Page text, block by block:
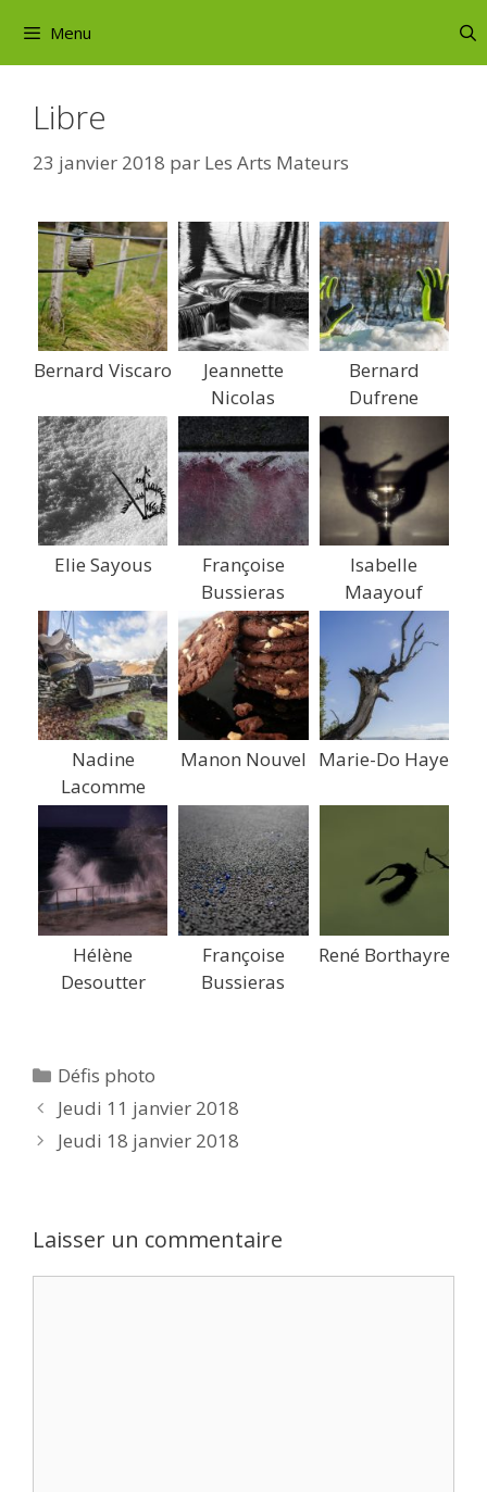
contenu
Menu
Libre
23 janvier 2018 par Les Arts Mateurs
Bernard Viscaro
Jeannette
Nicolas
Bernard
Dufrene
Elie Sayous
Françoise
Bussieras
Isabelle
Maayouf
Nadine
Lacomme
Manon Nouvel Marie-Do Haye
Hélène
Desoutter
Françoise
Bussieras
René Borthayre
Catégories
Défis photo
Jeudi 11 janvier 2018
Jeudi 18 janvier 2018
Laisser un commentaire